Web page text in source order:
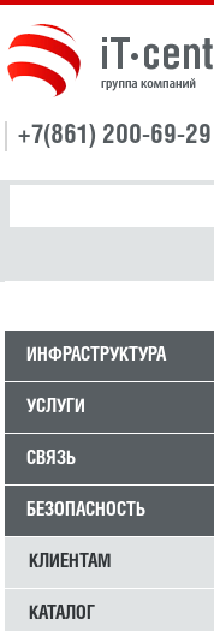
+7(861) 200-69-29
ИНФРАСТРУКТУРА
УСЛУГИ
СВЯЗЬ
БЕЗОПАСНОСТЬ
КЛИЕНТАМ
КАТАЛОГ